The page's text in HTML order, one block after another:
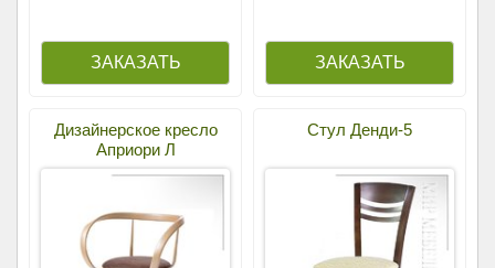
Дизайнерское кресло
Априори Л
Стул Денди-5